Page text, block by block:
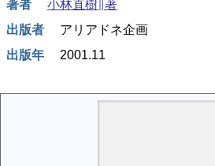
著者
小林直樹∥著
出版者
アリアドネ企画
出版年
2001.11